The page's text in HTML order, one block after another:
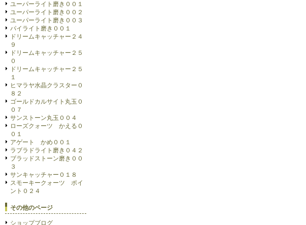
ユーパーライト磨き００１
ユーパーライト磨き００２
ユーパーライト磨き００３
パイライト磨き００１
ドリームキャッチャー２４
９
ドリームキャッチャー２５
０
ドリームキャッチャー２５
１
ヒマラヤ水晶クラスター０
８２
ゴールドカルサイト丸玉０
０７
サンストーン丸玉００４
ローズクォーツ かえる０
０１
アゲート かめ００１
ラブラドライト磨き０４２
ブラッドストーン磨き００
３
サンキャッチャー０１８
スモーキークォーツ ポイ
ント０２４
その他のページ
ショップブログ